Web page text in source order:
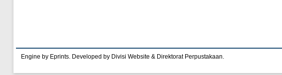
Engine by Eprints. Developed by Divisi Website & Direktorat Perpustakaan.